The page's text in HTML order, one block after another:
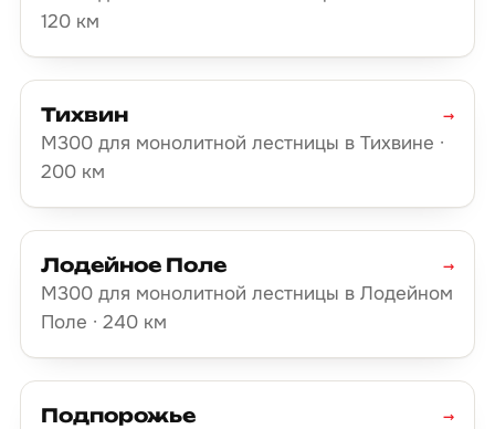
120 км
Тихвин
М300 для монолитной лестницы в Тихвине ·
200 км
→
Лодейное Поле
М300 для монолитной лестницы в Лодейном
Поле · 240 км
→
Подпорожье
→